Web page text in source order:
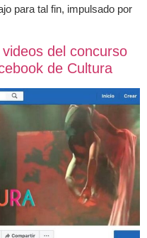
para tal fin, impulsado por
del concurso
de Cultura